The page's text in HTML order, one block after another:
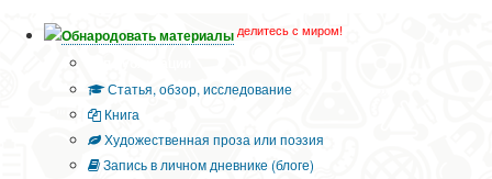
Обнародовать материалы делитесь с миром!
Статья, обзор, исследование
Книга
Художественная проза или поэзия
Запись в личном дневнике (блоге)